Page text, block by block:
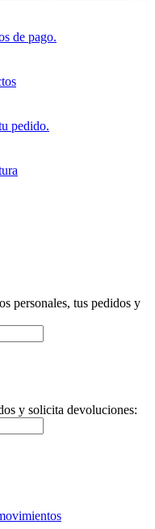
de pago.
pedido.
personales, tus pedidos y
y solicita devoluciones: